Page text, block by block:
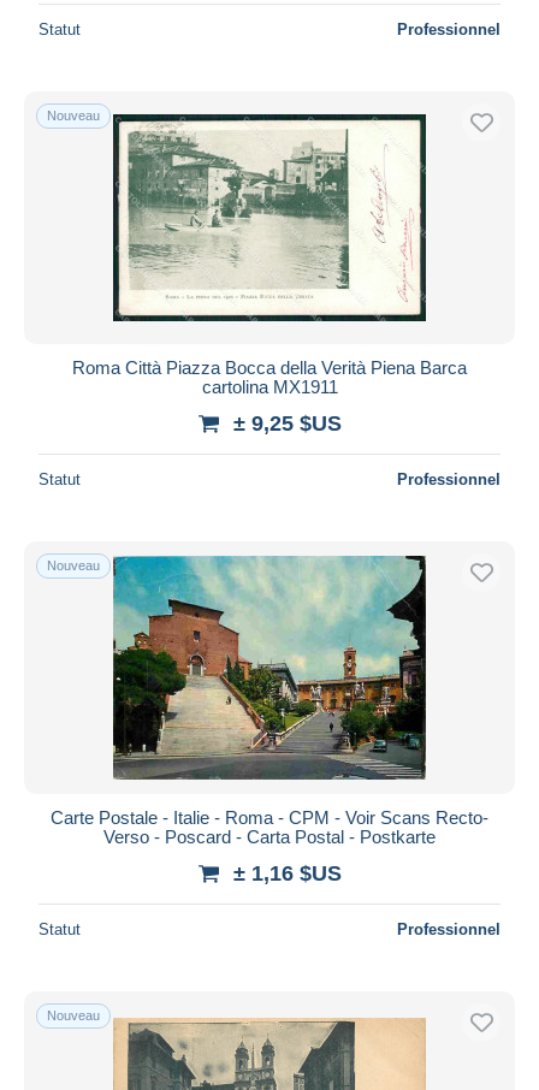
Statut Professionnel
Nouveau
Roma Città Piazza Bocca della Verità Piena Barca
cartolina MX1911
± 9,25 $US
Statut Professionnel
Nouveau
Carte Postale - Italie - Roma - CPM - Voir Scans Recto-
Verso - Poscard - Carta Postal - Postkarte
± 1,16 $US
Statut Professionnel
Nouveau